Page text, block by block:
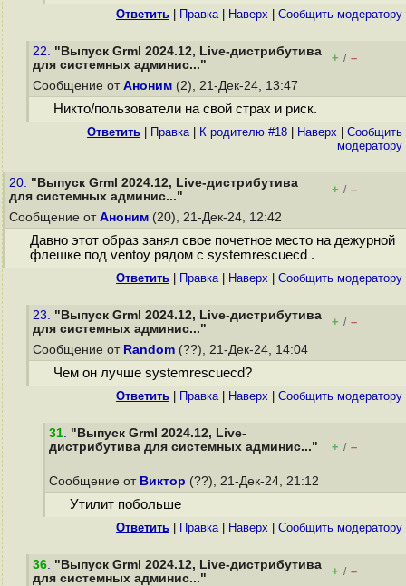
Ответить Правка| Наверх Cообщить модератору
22. "Выпуск Grml 2024.12, Live-дистрибутива
для системных админис..."
+ / –
Сообщение от Аноним (2), 21-Дек-24, 13:47
Никто/пользователи на свой страх и риск.
Ответить Правка| К родителю #18 Наверх
Cообщить
модератору
20. "Выпуск Grml 2024.12, Live-дистрибутива
для системных админис..."
+ / –
Сообщение от Аноним (20), 21-Дек-24, 12:42
Давно этот образ занял свое почетное место на дежурной
флешке под ventoy рядом с systemrescuecd .
Ответить Правка| Наверх Cообщить модератору
23. "Выпуск Grml 2024.12, Live-дистрибутива
для системных админис..."
+ / –
Сообщение от Random (??), 21-Дек-24, 14:04
Чем он лучше systemrescuecd?
Ответить Правка| Наверх Cообщить модератору
31. "Выпуск Grml 2024.12, Live-
дистрибутива для системных админис..."
+ / –
Сообщение от Виктор (??), 21-Дек-24, 21:12
Утилит побольше
Ответить Правка| Наверх Cообщить модератору
36. "Выпуск Grml 2024.12, Live-дистрибутива
для системных админис..."
+ / –